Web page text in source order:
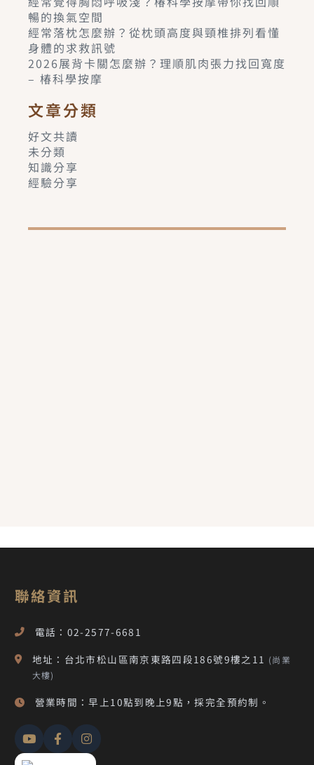
暢的換氣空間
經常落枕怎麼辦？從枕頭高度與頸椎排列看懂
身體的求救訊號
2026展背卡關怎麼辦？理順肌肉張力找回寬度
– 椿科學按摩
文章分類
好文共讀
未分類
知識分享
經驗分享
聯絡資訊
電話：02-2577-6681
地址：台北市松山區南京東路四段186號9樓之11 (尚業
大樓)
營業時間：早上10點到晚上9點，採完全預約制。